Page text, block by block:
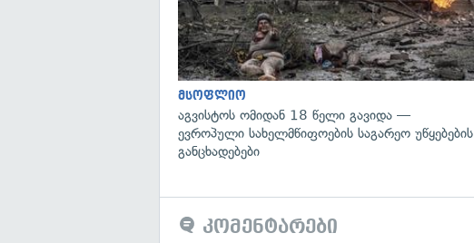
მსოფლიო
აგვისტოს ომიდან 18 წელი გავიდა —
ევროპული სახელმწიფოების საგარეო უწყებების
განცხადებები
კომენტარები